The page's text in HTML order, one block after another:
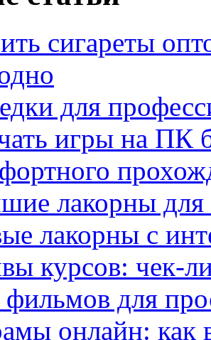
сигареты
для
игры на ПК
лакорны для
лакорны с
курсов: чек-
для
онлайн: как